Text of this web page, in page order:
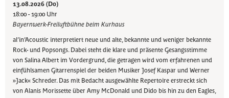
13.08.2026 (Do)
18:00 - 19:00 Uhr
Bayernwerk-Freiluftbühne beim Kurhaus
al’in’Acoustic interpretiert neue und alte, bekannte und weniger bekannte
Rock- und Popsongs. Dabei steht die klare und präsente Gesangsstimme
von Salina Albert im Vordergrund, die getragen wird vom erfahrenen und
einfühlsamen Gitarrenspiel der beiden Musiker Josef Kaspar und Werner
»Jack« Schreder. Das mit Bedacht ausgewählte Repertoire erstreckt sich
von Alanis Morissette über Amy McDonald und Dido bis hin zu den Eagles,